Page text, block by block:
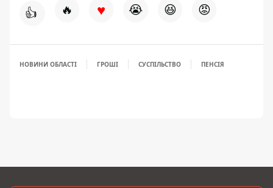
👍 🔥 ♥ 😭 😆 😡
НОВИНИ ОБЛАСТІ ГРОШІ СУСПІЛЬСТВО ПЕНСІЯ